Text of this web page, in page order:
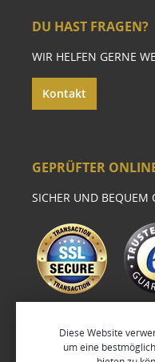
DU HAST FRAGEN?
WIR HELFEN GERNE
Kontakt
GEPRÜFTER
SICHER UND BEQUEM
Diese Website
um eine